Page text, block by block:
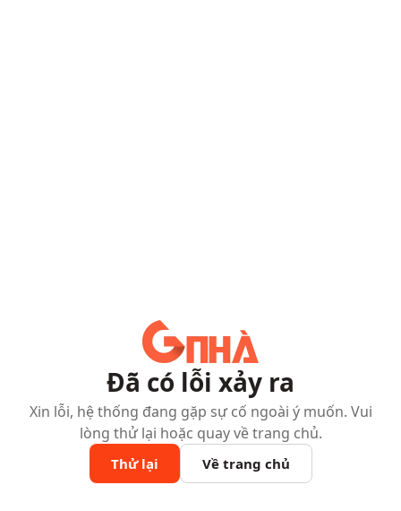
Đã có lỗi xảy ra
Xin lỗi, hệ thống đang gặp sự cố ngoài ý muốn. Vui
lòng thử lại hoặc quay về trang chủ.
Thử lại Về trang chủ